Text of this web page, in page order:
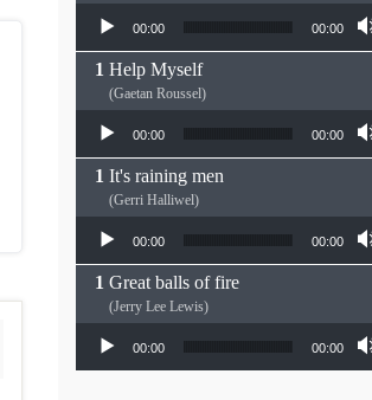
Lecteur audio
00:00 00:00
Help Myself
(Gaetan Roussel)
Lecteur audio
00:00 00:00
It's raining men
(Gerri Halliwel)
Lecteur audio
00:00 00:00
Great balls of fire
(Jerry Lee Lewis)
Lecteur audio
00:00 00:00